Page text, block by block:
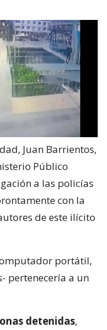
Juan Barrientos,
Público
a las policías
con la
de este ilícito
portátil,
pertenecería a un
detenidas,